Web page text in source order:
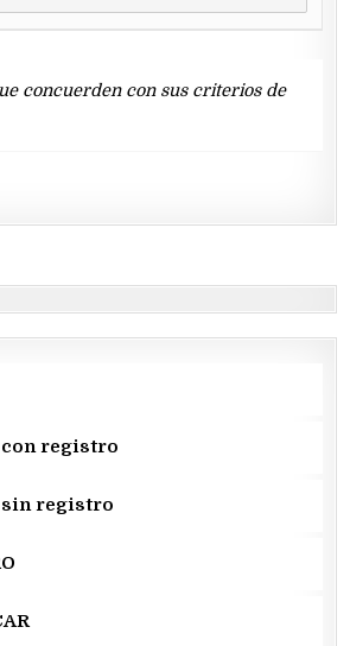
concuerden con sus criterios de
registro
registro